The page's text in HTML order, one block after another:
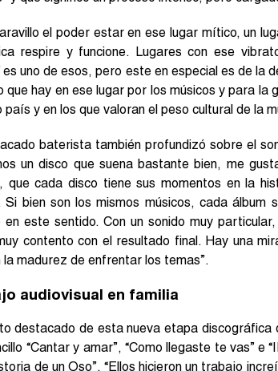
el poder estar en ese lugar mítico, un
respire y funcione. Lugares con ese
es uno de esos, pero este en especial es de la
que hay en ese lugar por los músicos y para
país y en los que valoran el peso cultural de la
baterista también profundizó sobre el
un disco que suena bastante bien, me
que cada disco tiene sus momentos en la
Si bien son los mismos músicos, cada
en este sentido. Con un sonido muy
contento con el resultado final. Hay una
la madurez de enfrentar los temas”.
audiovisual en familia
destacado de esta nueva etapa
“Cantar y amar”, “Como llegaste te vas”
de un Oso”. “Ellos hicieron un trabajo